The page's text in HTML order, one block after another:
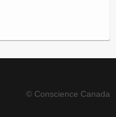
© Conscience Canada